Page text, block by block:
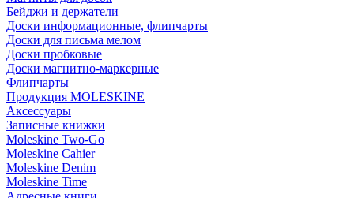
Бейджи и держатели
Доски информационные, флипчарты
Доски для письма мелом
Доски пробковые
Доски магнитно-маркерные
Флипчарты
Продукция MOLESKINE
Аксессуары
Записные книжки
Moleskine Two-Go
Moleskine Cahier
Moleskine Denim
Moleskine Time